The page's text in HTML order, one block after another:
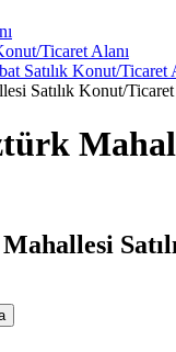
Ticaret Alanı
Satılık Konut/Ticaret
Satılık Konut/Ticaret